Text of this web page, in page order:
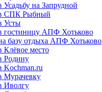
Усадьбу на Запрудной
в СПК Рыбный
Усты
гостиницу АПФ Хотьково
базу отдыха АПФ Хотьково
Клёвое место
Родину
Kochman.ru
Мурачевку
Иволгу